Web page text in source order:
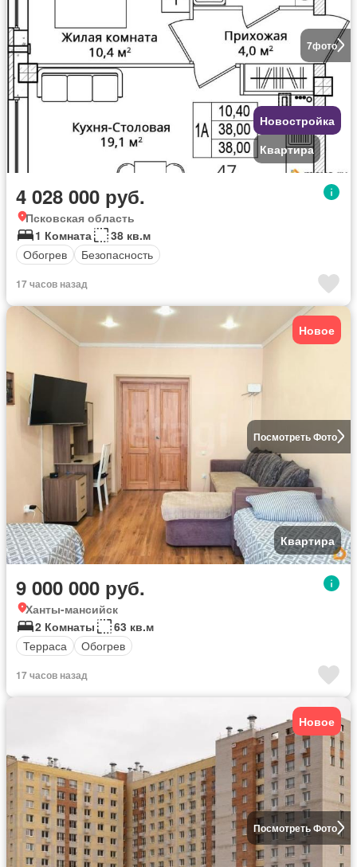
7фото
Новостройка
Квартира
4 028 000 руб.
Псковская область
1 Комната
38 кв.м
Обогрев
Безопасность
17 часов назад
Посмотреть Фото
Новое
Квартира
9 000 000 руб.
Ханты-мансийск
2 Комнаты
63 кв.м
Терраса
Обогрев
17 часов назад
Посмотреть Фото
Новое